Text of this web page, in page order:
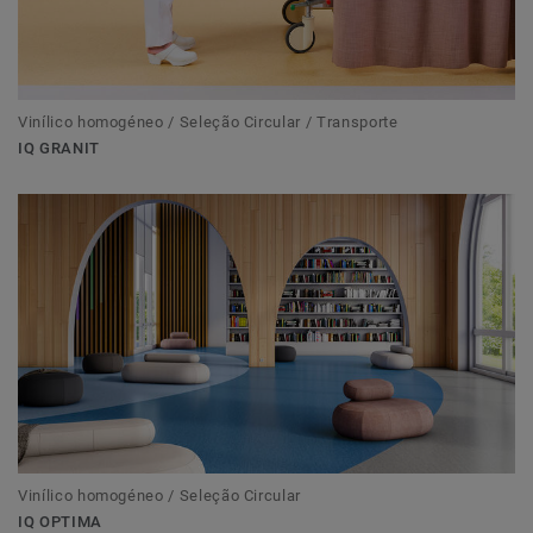
Vinílico homogéneo / Seleção Circular / Transporte
IQ GRANIT
Vinílico homogéneo / Seleção Circular
IQ OPTIMA